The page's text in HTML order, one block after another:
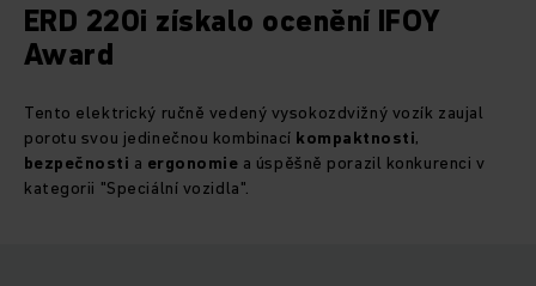
ERD 220i získalo ocenění IFOY
Award
Tento elektrický ručně vedený vysokozdvižný vozík zaujal
porotu svou jedinečnou kombinací kompaktnosti,
bezpečnosti a ergonomie a úspěšně porazil konkurenci v
kategorii "Speciální vozidla".